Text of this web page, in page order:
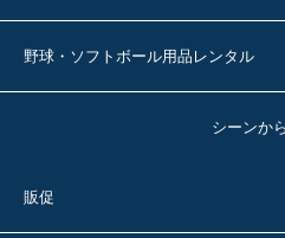
野球・ソフトボール用品レンタル
シーンか
販促